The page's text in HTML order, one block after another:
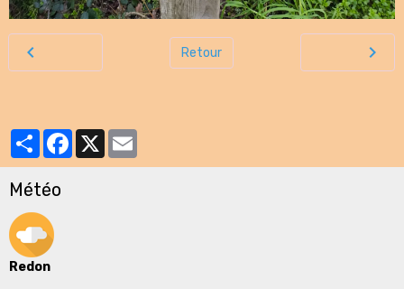
Retour
PartagerFacebook
X
Météo
Redon